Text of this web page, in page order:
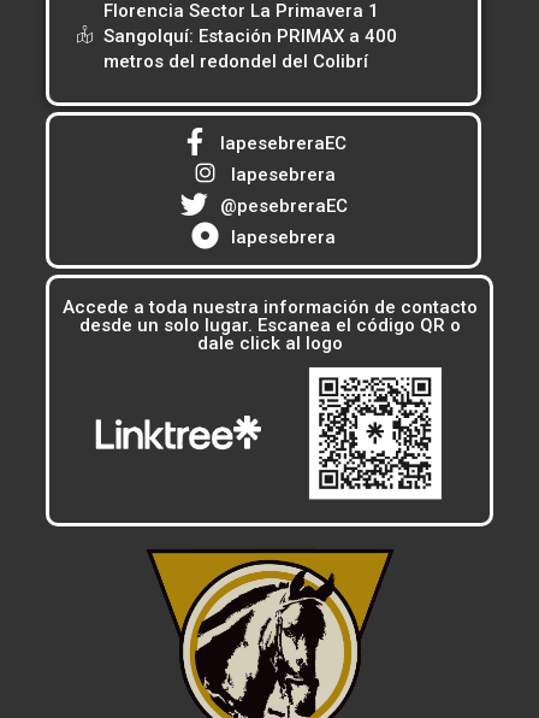
Florencia Sector La Primavera 1
Sangolquí: Estación PRIMAX a 400
metros del redondel del Colibrí
lapesebreraEC
lapesebrera
@pesebreraEC
lapesebrera
Accede a toda nuestra información de contacto
desde un solo lugar. Escanea el código QR o
dale click al logo